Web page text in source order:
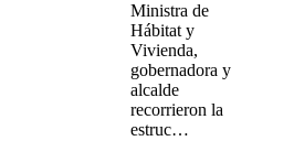
Ministra de
Hábitat y
Vivienda,
gobernadora y
alcalde
recorrieron la
estruc…